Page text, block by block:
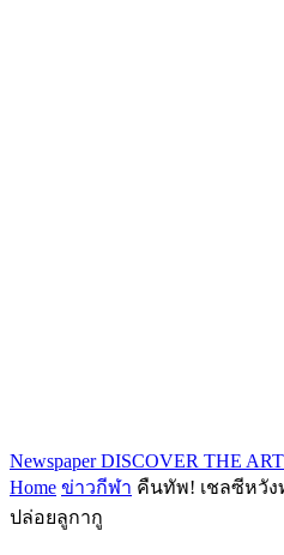
Newspaper DISCOVER THE
Home ข่าวกีฬา คืนทัพ! เชลซีหวัง
ปล่อยลูกากู